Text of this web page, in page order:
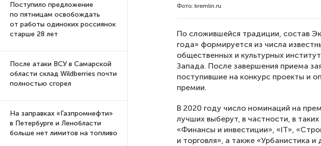
Поступило предложение
по пятницам освобождать
от работы одиноких россиянок
старше 28 лет
После атаки ВСУ в Самарской
области склад Wildberries почти
полностью сгорел
На заправках «Газпромнефти»
в Петербурге и Ленобласти
больше нет лимитов на топливо
Фото: kremlin.ru
По сложившейся традиции, состав
года» формируется из числа
общественных и культурных
Запада. После завершения приема
поступившие на конкурс проекты и
премии.
В 2020 году число номинаций на
лучших выберут, в частности, в
«Финансы и инвестиции», «IT»,
и торговля», а также «Урбанистика